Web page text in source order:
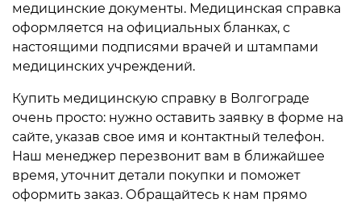
медицинские документы. Медицинская справка
оформляется на официальных бланках, с
настоящими подписями врачей и штампами
медицинских учреждений.
Купить медицинскую справку в Волгограде
очень просто: нужно оставить заявку в форме на
сайте, указав свое имя и контактный телефон.
Наш менеджер перезвонит вам в ближайшее
время, уточнит детали покупки и поможет
оформить заказ. Обращайтесь к нам прямо